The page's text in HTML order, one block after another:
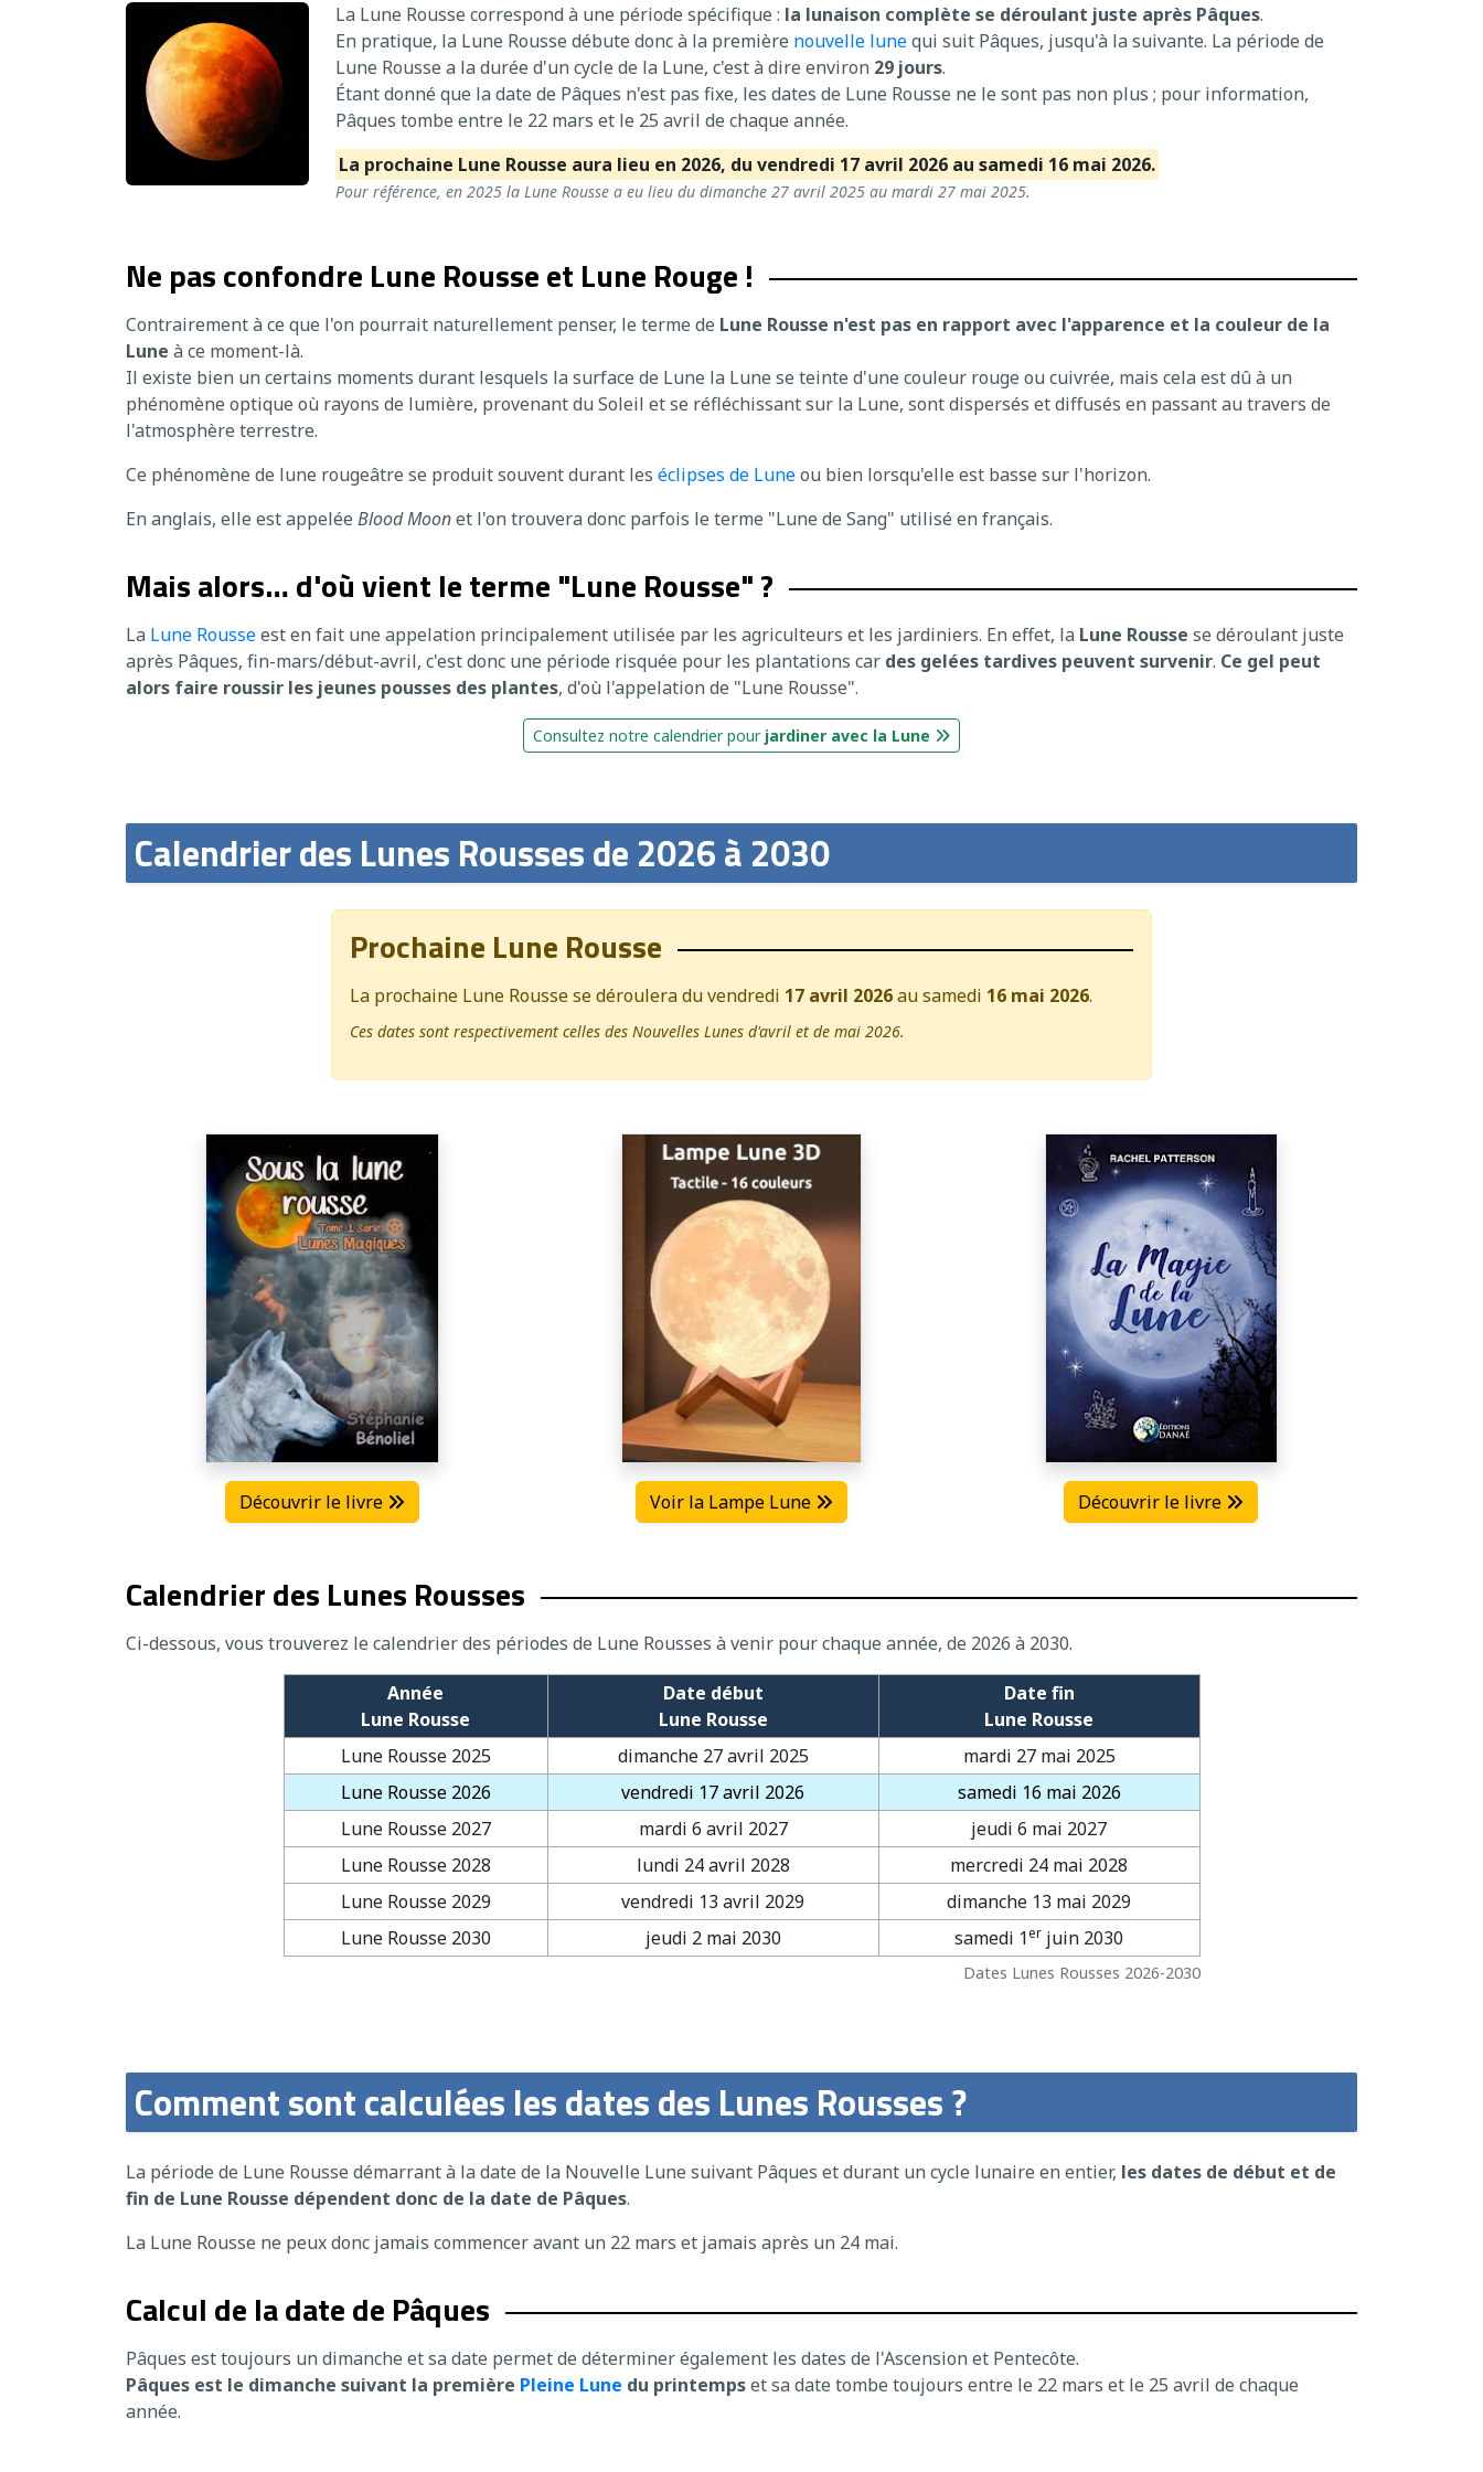
La Lune Rousse correspond à une période spécifique : la lunaison complète se déroulant juste après Pâques.
En pratique, la Lune Rousse débute donc à la première nouvelle lunequi suit Pâques, jusqu'à la suivante. La période de
Lune Rousse a la durée d'un cycle de la Lune, c'est à dire environ 29 jours.
Étant donné que la date de Pâques n'est pas fixe, les dates de Lune Rousse ne le sont pas non plus ; pour information,
Pâques tombe entre le 22 mars et le 25 avril de chaque année.
La prochaine Lune Rousse aura lieu en 2026, du vendredi 17 avril 2026 au samedi 16 mai 2026.
Pour référence, en 2025 la Lune Rousse a eu lieu du dimanche 27 avril 2025 au mardi 27 mai 2025.
Ne pas confondre Lune Rousse et Lune Rouge !
Contrairement à ce que l'on pourrait naturellement penser, le terme de Lune Rousse n'est pas en rapport avec l'apparence et la couleur de la
Lune à ce moment-là.
Il existe bien un certains moments durant lesquels la surface de Lune la Lune se teinte d'une couleur rouge ou cuivrée, mais cela est dû à un
phénomène optique où rayons de lumière, provenant du Soleil et se réfléchissant sur la Lune, sont dispersés et diffusés en passant au travers de
l'atmosphère terrestre.
Ce phénomène de lune rougeâtre se produit souvent durant les éclipses de Luneou bien lorsqu'elle est basse sur l'horizon.
En anglais, elle est appelée Blood Moonet l'on trouvera donc parfois le terme "Lune de Sang" utilisé en français.
Mais alors… d'où vient le terme "Lune Rousse" ?
La Lune Rousseest en fait une appelation principalement utilisée par les agriculteurs et les jardiniers. En effet, la Lune Rousse se déroulant juste
après Pâques, fin-mars/début-avril, c'est donc une période risquée pour les plantations car des gelées tardives peuvent survenir. Ce gel peut
alors faire roussir les jeunes pousses des plantes, d'où l'appelation de "Lune Rousse".
Consultez notre calendrier pour jardiner avec la Lune
Calendrier des Lunes Rousses de 2026 à 2030
Prochaine Lune Rousse
La prochaine Lune Rousse se déroulera du vendredi 17 avril 2026au samedi 16 mai 2026.
Ces dates sont respectivement celles des Nouvelles Lunes d'avril et de mai 2026.
Découvrir le livre Voir la Lampe Lune Découvrir le livre
Calendrier des Lunes Rousses
Ci-dessous, vous trouverez le calendrier des périodes de Lune Rousses à venir pour chaque année, de 2026 à 2030.
Dates Lunes Rousses 2026-2030
Année
Lune Rousse
Date début
Lune Rousse
Date fin
Lune Rousse
Lune Rousse 2025
dimanche 27 avril 2025
mardi 27 mai 2025
Lune Rousse 2026
vendredi 17 avril 2026
samedi 16 mai 2026
Lune Rousse 2027
mardi 6 avril 2027
jeudi 6 mai 2027
Lune Rousse 2028
lundi 24 avril 2028
mercredi 24 mai 2028
Lune Rousse 2029
vendredi 13 avril 2029
dimanche 13 mai 2029
Lune Rousse 2030
jeudi 2 mai 2030 samedi 1er juin 2030
Comment sont calculées les dates des Lunes Rousses ?
La période de Lune Rousse démarrant à la date de la Nouvelle Lune suivant Pâques et durant un cycle lunaire en entier, les dates de début et de
fin de Lune Rousse dépendent donc de la date de Pâques.
La Lune Rousse ne peux donc jamais commencer avant un 22 mars et jamais après un 24 mai.
Calcul de la date de Pâques
Pâques est toujours un dimanche et sa date permet de déterminer également les dates de l'Ascension et Pentecôte.
Pâques est le dimanche suivant la première Pleine Lune du printempset sa date tombe toujours entre le 22 mars et le 25 avril de chaque
année.